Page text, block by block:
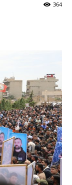
364